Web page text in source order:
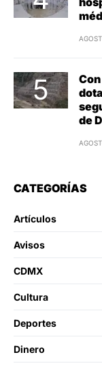
de
CATEGORÍAS
Artículos
Avisos
CDMX
Cultura
Deportes
Dinero